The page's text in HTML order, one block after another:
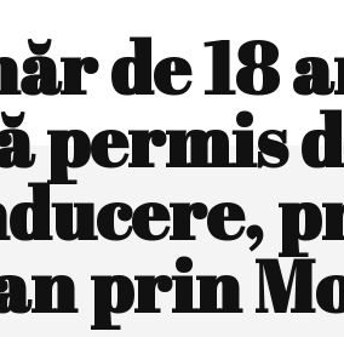
de 18
permis
prin